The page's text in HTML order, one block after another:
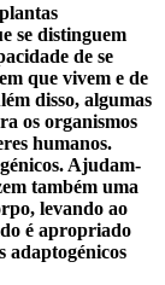
se distinguem
de se
que vivem e de
disso, algumas
os organismos
humanos.
Ajudam-
também uma
levando ao
é apropriado
adaptogénicos